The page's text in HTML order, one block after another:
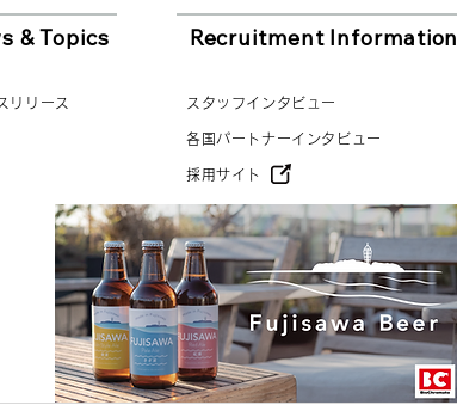
& Topics
リリース
Recruitment Information
スタッフインタビュー
各国パートナーインタビュー
採用サイト